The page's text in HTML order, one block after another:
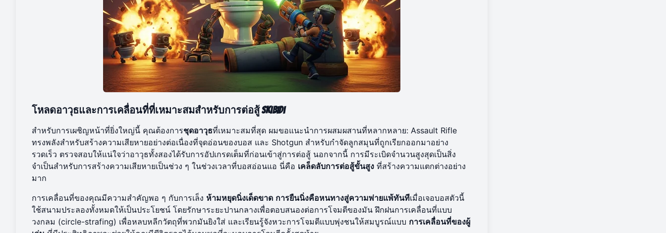
โหลดอาวุธและการเคลื่อนที่ที่เหมาะสมสำหรับการต่อสู้ Skibidi
สำหรับการเผชิญหน้าที่ยิ่งใหญ่นี้ คุณต้องการชุดอาวุธที่เหมาะสมที่สุด ผมขอแนะนำการผสมผสานที่หลากหลาย: Assault Rifle
ทรงพลังสำหรับสร้างความเสียหายอย่างต่อเนื่องที่จุดอ่อนของบอส และ Shotgun สำหรับกำจัดลูกสมุนที่ถูกเรียกออกมาอย่าง
รวดเร็ว ตรวจสอบให้แน่ใจว่าอาวุธทั้งสองได้รับการอัปเกรดเต็มที่ก่อนเข้าสู่การต่อสู้ นอกจากนี้ การมีระเบิดจำนวนสูงสุดเป็นสิ่ง
จำเป็นสำหรับการสร้างความเสียหายเป็นช่วง ๆ ในช่วงเวลาที่บอสอ่อนแอ นี่คือ เคล็ดลับการต่อสู้ขั้นสูง ที่สร้างความแตกต่างอย่าง
มาก
การเคลื่อนที่ของคุณมีความสำคัญพอ ๆ กับการเล็ง ห้ามหยุดนิ่งเด็ดขาด การยืนนิ่งคือหนทางสู่ความพ่ายแพ้ทันทีเมื่อเจอบอสตัวนี้
ใช้สนามประลองทั้งหมดให้เป็นประโยชน์ โดยรักษาระยะปานกลางเพื่อตอบสนองต่อการโจมตีของมัน ฝึกฝนการเคลื่อนที่แบบ
วงกลม (circle-strafing) เพื่อหลบหลีกวัตถุที่พวกมันยิงใส่ และเรียนรู้จังหวะการโจมตีแบบพุ่งชนให้สมบูรณ์แบบ การเคลื่อนที่ของผู้